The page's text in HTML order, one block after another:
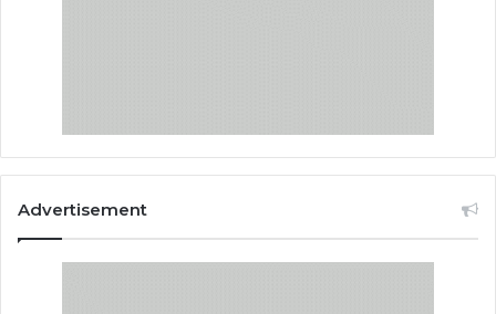
Advertisement